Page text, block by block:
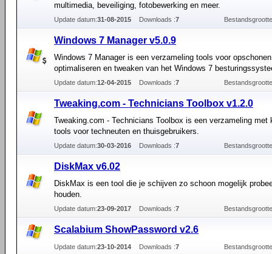
multimedia, beveiliging, fotobewerking en meer.
Update datum:31-08-2015 Downloads :7
Windows 7 Manager v5.0.9
Windows 7 Manager is een verzameling tools voor
optimaliseren en tweaken van het Windows 7
Update datum:12-04-2015 Downloads :7
Tweaking.com - Technicians Toolbox v1.2.0
Tweaking.com - Technicians Toolbox is een verzameling met
tools voor techneuten en thuisgebruikers.
Update datum:30-03-2016 Downloads :7
DiskMax v6.02
DiskMax is een tool die je schijven zo schoon mogelijk
houden.
Update datum:23-09-2017 Downloads :7
Scalabium ShowPassword v2.6
Update datum:23-10-2014 Downloads :7